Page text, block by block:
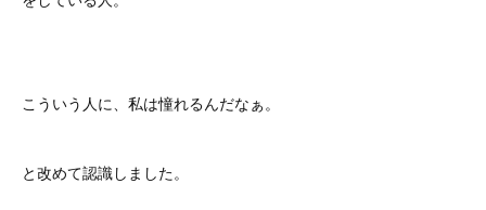
こういう人に、私は憧れるんだなぁ。
と改めて認識しました。